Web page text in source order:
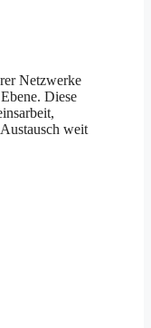
Netzwerke
Diese
weit